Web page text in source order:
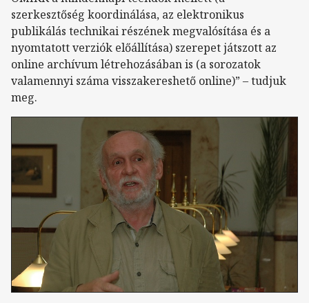
szerkesztőség koordinálása, az elektronikus
publikálás technikai részének megvalósítása és a
nyomtatott verziók előállítása) szerepet játszott az
online archívum létrehozásában is (a sorozatok
valamennyi száma visszakereshető online)” – tudjuk
meg.